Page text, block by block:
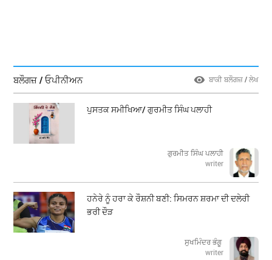
ਬਲੌਗਜ਼ / ਓਪੀਨੀਅਨ ਬਾਕੀ ਬਲੌਗਜ਼ / ਲੇਖ
ਪੁਸਤਕ ਸਮੀਖਿਆ/ ਗੁਰਮੀਤ ਸਿੰਘ ਪਲਾਹੀ
ਗੁਰਮੀਤ ਸਿੰਘ ਪਲਾਹੀ
writer
ਹਨੇਰੇ ਨੂੰ ਹਰਾ ਕੇ ਰੌਸ਼ਨੀ ਬਣੀ: ਸਿਮਰਨ ਸ਼ਰਮਾ ਦੀ ਦਲੇਰੀ
ਭਰੀ ਦੌੜ
ਸੁਖਮਿੰਦਰ ਭੰਗੂ
writer